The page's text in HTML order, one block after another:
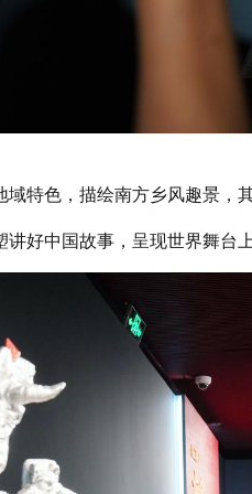
域特色，描绘南方乡风趣景，
讲好中国故事，呈现世界舞台